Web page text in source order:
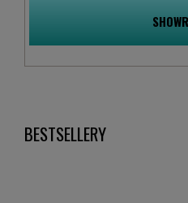
BESTSELLERY